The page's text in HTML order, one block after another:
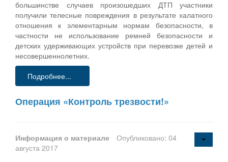
большинстве случаев произошедших ДТП участники
получили телесные повреждения в результате халатного
отношения к элементарным нормам безопасности, в
частности не использование ремней безопасности и
детских удерживающих устройств при перевозке детей и
несовершеннолетних.
Подробнее...
Операция «Контроль трезвости!»
Информация о материале
Опубликовано: 04
августа 2017